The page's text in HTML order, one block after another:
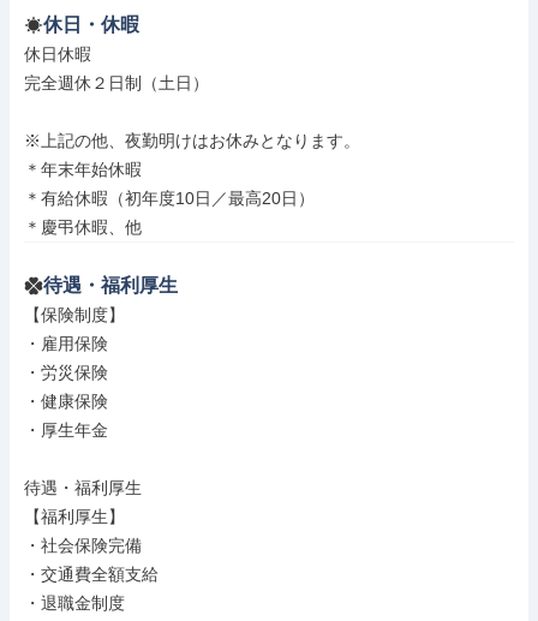
休日・休暇
休日休暇
完全週休２日制（土日）
※上記の他、夜勤明けはお休みとなります。
＊年末年始休暇
＊有給休暇（初年度10日／最高20日）
＊慶弔休暇、他
待遇・福利厚生
【保険制度】
・雇用保険
・労災保険
・健康保険
・厚生年金
待遇・福利厚生
【福利厚生】
・社会保険完備
・交通費全額支給
・退職金制度